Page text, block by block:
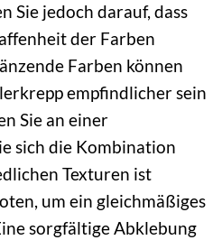
Sie jedoch darauf, dass
der Farben
Farben können
empfindlicher sein
Sie an einer
sich die Kombination
Texturen ist
um ein gleichmäßiges
sorgfältige Abklebung